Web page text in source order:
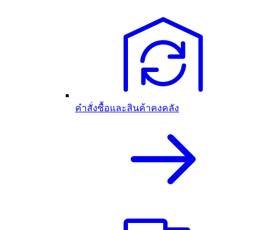
คำสั่งซื้อและสินค้าคงคลัง